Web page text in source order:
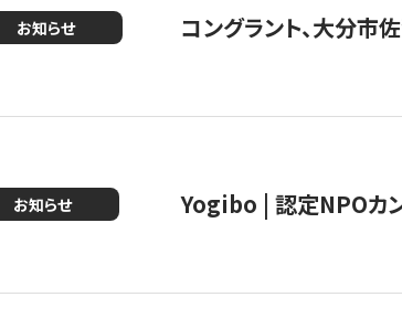
お知らせ コングラント、大分
お知らせ Yogibo | 認定NPOカ